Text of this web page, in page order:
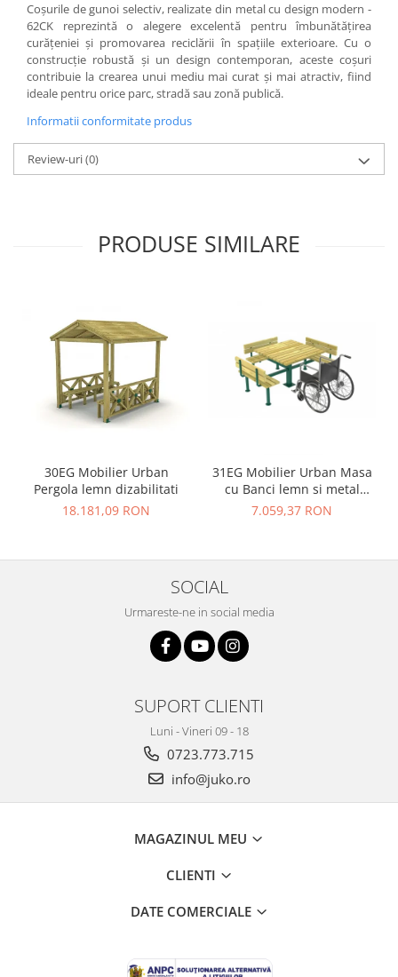
Coșurile de gunoi selectiv, realizate din metal cu design modern -
62CK reprezintă o alegere excelentă pentru îmbunătățirea
curățeniei și promovarea reciclării în spațiile exterioare. Cu o
construcție robustă și un design contemporan, aceste coșuri
contribuie la crearea unui mediu mai curat și mai atractiv, fiind
ideale pentru orice parc, stradă sau zonă publică.
Informatii conformitate produs
Review-uri(0)
PRODUSE SIMILARE
30EG Mobilier Urban
Pergola lemn dizabilitati
18.181,09 RON
31EG Mobilier Urban Masa
cu Banci lemn si metal
dizabilitati
7.059,37 RON
SOCIAL
Urmareste-ne in social media
SUPORT CLIENTI
Luni - Vineri 09 - 18
0723.773.715
info@juko.ro
MAGAZINUL MEU
CLIENTI
DATE COMERCIALE